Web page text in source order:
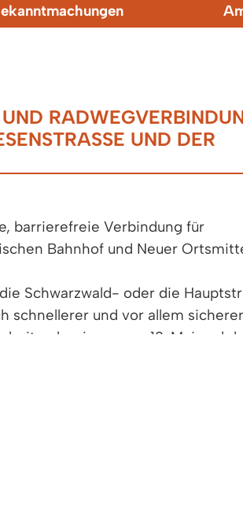
UND DER R
barrierefreie Verbindung für
Bahnhof und Neuer
Schwarzwald- oder die
schnellerer und vor allem
beginnen am 12. Mai und